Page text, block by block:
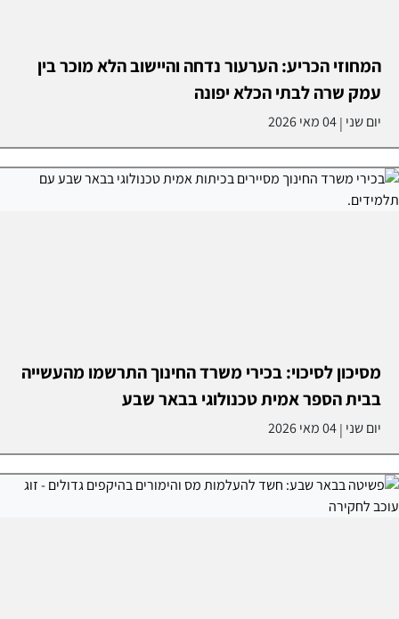
המחוזי הכריע: הערעור נדחה והיישוב הלא מוכר בין
עמק שרה לבתי הכלא יפונה
יום שני |04 מאי 2026
מסיכון לסיכוי: בכירי משרד החינוך התרשמו מהעשייה
בבית הספר אמית טכנולוגי בבאר שבע
יום שני |04 מאי 2026